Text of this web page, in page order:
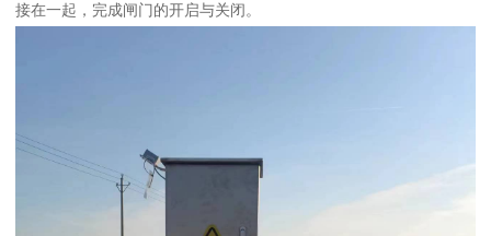
接在一起，完成闸门的开启与关闭。